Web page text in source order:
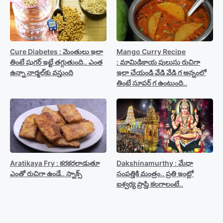
Cure Diabetes : మెంతులు ఇలా
తింటే షుగర్ ఇట్టే తగ్గుతుంది.. ఎంత
ఉన్నా నార్మల్‍కు వస్తుంది
Mango Curry Recipe
: మామిడికాయ పులుసు రుచిగా
ఇలా చేయండి వేడి వేడి గ అన్నంలో
తింటే సూపర్ గ ఉంటుంది..
Aratikaya Fry : కరకరలాడుతూ
ఎంతో రుచిగా ఉండే.. స్నాక్స్
Dakshinamurthy : మేధా
సంపత్తికి మంత్రం.. ప్రతి ఇంట్లో
ఐశ్వర్య ప్రాప్తి కలగాలంటే..